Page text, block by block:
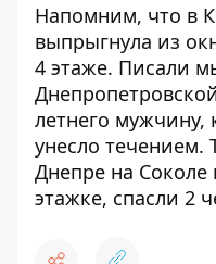
Напомним, что в
выпрыгнула из
4 этаже. Писали
летнего мужчину,
унесло течением.
Днепре на Соколе
этажке, спасли 2